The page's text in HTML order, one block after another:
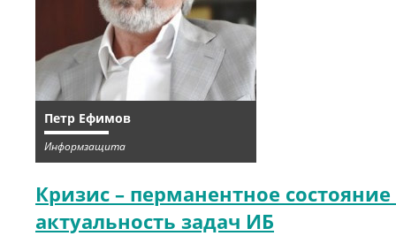
Петр Ефимов
Информзащита
Кризис – перманентное
актуальность задач ИБ